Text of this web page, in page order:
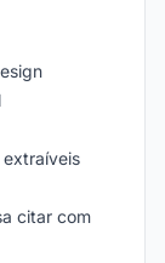
citar com